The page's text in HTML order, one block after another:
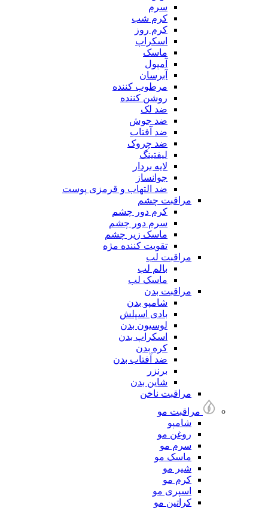
سرم
کرم شب
کرم روز
اسکراپ
ماسک
آمپول
آبرسان
مرطوب کننده
روشن کننده
ضد لک
ضد جوش
ضد آفتاب
ضد چروک
لیفتینگ
لایه بردار
جوانساز
ضد التهاب و قرمزی پوست
مراقبت چشم
کرم دور چشم
سرم دور چشم
ماسک زیر چشم
تقویت کننده مژه
مراقبت لب
بالم لب
ماسک لب
مراقبت بدن
شامپو بدن
بادی اسپلش
لوسیون بدن
اسکراپ بدن
کره بدن
ضد آفتاب بدن
برنزر
شاین بدن
مراقبت ناخن
مراقبت مو
شامپو
روغن مو
سرم مو
ماسک مو
شیر مو
کرم مو
اسپری مو
کراتین مو